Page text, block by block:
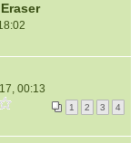
00:13
1 2 3 4